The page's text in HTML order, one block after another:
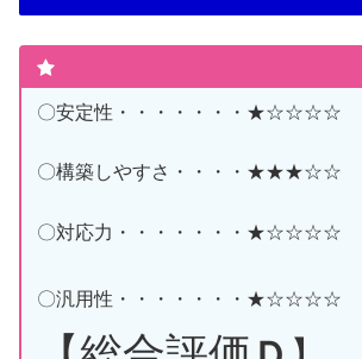
〇安定性・・・・・・・★☆☆☆☆
〇構築しやすさ・・・・★★★☆☆
〇対応力・・・・・・・★☆☆☆☆
〇汎用性・・・・・・・★☆☆☆☆